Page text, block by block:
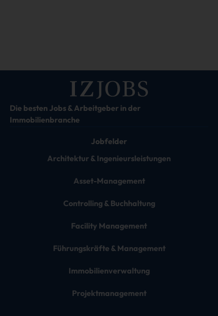
Die besten Jobs & Arbeitgeber in der
Immobilienbranche
Jobfelder
Architektur & Ingenieursleistungen
Asset-Management
Controlling & Buchhaltung
Facility Management
Führungskräfte & Management
Immobilienverwaltung
Projektmanagement